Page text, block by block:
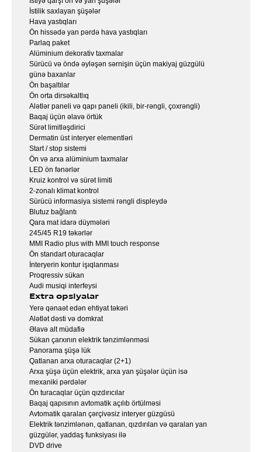
İstilik saxlayan şüşələr
Hava yastıqları
Ön hissədə yan pərdə hava yastıqları
Parlaq paket
Alüminium dekorativ taxmalar
Sürücü və öndə əyləşən sərnişin üçün makiyaj güzgülü
günə baxanlar
Ön başaltılar
Ön orta dirsəkaltlıq
Alətlər paneli və qapı paneli (ikili, bir-rəngli, çoxrəngli)
Baqaj üçün əlavə örtük
Sürət limitləşdirici
Dermatin üst interyer elementləri
Start / stop sistemi
Ön və arxa alüminium taxmalar
LED ön fənərlər
Kruiz kontrol və sürət limiti
2-zonalı klimat kontrol
Sürücü informasiya sistemi rəngli displeydə
Blutuz bağlantı
Qara mat idarə düymələri
245/45 R19 təkərlər
MMI Radio plus with MMI touch response
Ön standart oturacaqlar
İnteryerin kontur işıqlanması
Proqressiv sükan
Audi musiqi interfeysi
Extra opsiyalar
Yerə qənaət edən ehtiyat təkəri
Alətlət dəsti və domkrat
Əlavə alt müdafiə
Sükan çarxının elektrik tənzimlənməsi
Panorama şüşə lük
Qatlanan arxa oturacaqlar (2+1)
Arxa şüşə üçün elektrik, arxa yan şüşələr üçün isə
mexaniki pərdələr
Ön turacaqlar üçün qızdırıcılar
Baqaj qapısının avtomatik açılıb örtülməsi
Avtomatik qaralan çərçivəsiz interyer güzgüsü
Elektrik tənzimlənən, qatlanan, qızdırılan və qaralan yan
güzgülər, yaddaş funksiyası ilə
DVD drive